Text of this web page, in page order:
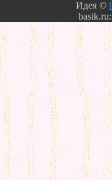
Идея ©